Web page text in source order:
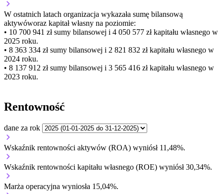
W ostatnich latach organizacja wykazała sumę bilansową
aktywóworaz kapitał własny na poziomie:
• 10 700 941 złsumy bilansowej i 4 050 577 zł kapitału własnego w
2025 roku.
• 8 363 334 złsumy bilansowej i 2 821 832 zł kapitału własnego w
2024 roku.
• 8 137 912 złsumy bilansowej i 3 565 416 zł kapitału własnego w
2023 roku.
Rentowność
dane za rok
Wskaźnik rentowności aktywów (ROA) wyniósł 11,48%.
Wskaźnik rentowności kapitału własnego (ROE) wyniósł 30,34%.
Marża operacyjna wyniosła 15,04%.